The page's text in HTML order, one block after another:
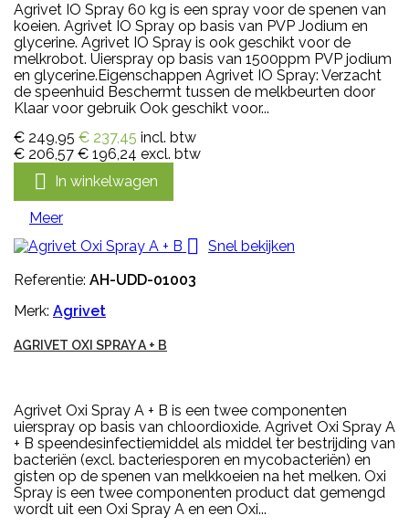
Agrivet IO Spray 60 kg is een spray voor de spenen van
koeien. Agrivet IO Spray op basis van PVP Jodium en
glycerine. Agrivet IO Spray is ook geschikt voor de
melkrobot. Uierspray op basis van 1500ppm PVP jodium
en glycerine.Eigenschappen Agrivet IO Spray: Verzacht
de speenhuid Beschermt tussen de melkbeurten door
Klaar voor gebruik Ook geschikt voor...
€ 249,95 € 237,45 incl. btw
€ 206,57 € 196,24 excl. btw
 In winkelwagen
Meer

Snel bekijken
Referentie: AH-UDD-01003
Merk: Agrivet
AGRIVET OXI SPRAY A + B
Agrivet Oxi Spray A + B is een twee componenten
uierspray op basis van chloordioxide. Agrivet Oxi Spray A
+ B speendesinfectiemiddel als middel ter bestrijding van
bacteriën (excl. bacteriesporen en mycobacteriën) en
gisten op de spenen van melkkoeien na het melken. Oxi
Spray is een twee componenten product dat gemengd
wordt uit een Oxi Spray A en een Oxi...